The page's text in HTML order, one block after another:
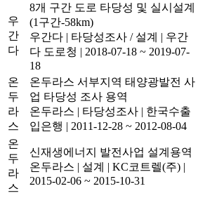
우
간
다
8개 구간 도로 타당성 및 실시설계
(1구간-58km)
우간다 | 타당성조사 / 설계 | 우간
다 도로청 | 2018-07-18 ~ 2019-07-
18
온
두
라
스
온두라스 서부지역 태양광발전 사
업 타당성 조사 용역
온두라스 | 타당성조사 | 한국수출
입은행 | 2011-12-28 ~ 2012-08-04
온
두
라
스
신재생에너지 발전사업 설계용역
온두라스 | 설계 | KC코트렐(주) |
2015-02-06 ~ 2015-10-31